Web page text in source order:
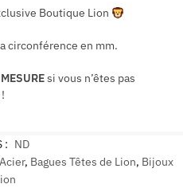
Boutique Lion
circonférence en mm.
si vous n’êtes pas
: ND
, Bagues Têtes de Lion, Bijoux